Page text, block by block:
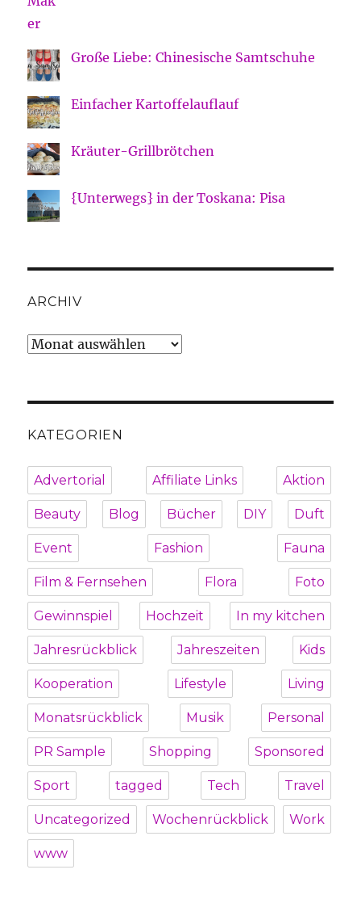
Große Liebe: Chinesische Samtschuhe
Einfacher Kartoffelauflauf
Kräuter-Grillbrötchen
{Unterwegs} in der Toskana: Pisa
ARCHIV
Archiv
KATEGORIEN
Advertorial Affiliate Links Aktion
Beauty Blog Bücher DIY Duft
Event Fashion Fauna
Film & Fernsehen Flora Foto
Gewinnspiel Hochzeit In my kitchen
Jahresrückblick Jahreszeiten Kids
Kooperation Lifestyle Living
Monatsrückblick Musik Personal
PR Sample Shopping Sponsored
Sport tagged Tech Travel
Uncategorized Wochenrückblick Work
www